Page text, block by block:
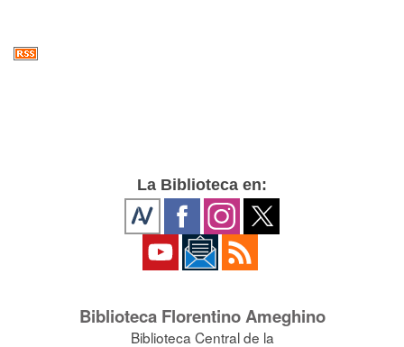
La Biblioteca en:
Biblioteca Florentino Ameghino
Biblioteca Central de la